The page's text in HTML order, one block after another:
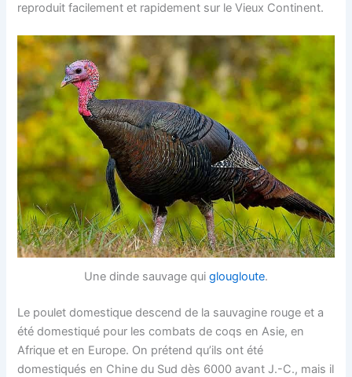
reproduit facilement et rapidement sur le Vieux Continent.
Une dinde sauvage qui glougloute.
Le poulet domestique descend de la sauvagine rouge et a
été domestiqué pour les combats de coqs en Asie, en
Afrique et en Europe. On prétend qu’ils ont été
domestiqués en Chine du Sud dès 6000 avant J.-C., mais il